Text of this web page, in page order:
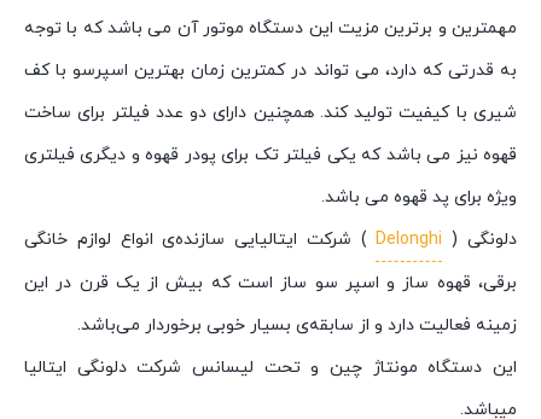
مهمترین و برترین مزیت این دستگاه موتور آن می باشد که با توجه
به قدرتی که دارد، می تواند در کمترین زمان بهترین اسپرسو با کف
شیری با کیفیت تولید کند. همچنین دارای دو عدد فیلتر برای ساخت
قهوه نیز می باشد که یکی فیلتر تک برای پودر قهوه و دیگری فیلتری
ویژه برای پد قهوه می باشد.
دلونگی ( Delonghi) شرکت ایتالیایی سازنده‌ی انواع لوازم خانگی
برقی، قهوه ساز و اسپر سو ساز است که بیش از یک قرن در این
زمینه فعالیت دارد و از سابقه‌ی بسیار خوبی برخوردار می‌باشد.
این دستگاه مونتاژ چین و تحت لیسانس شرکت دلونگی ایتالیا
میباشد.